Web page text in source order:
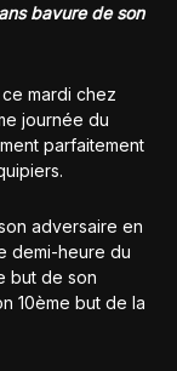
bavure de son
mardi chez
journée du
parfaitement
adversaire en
demi-heure du
but de son
10ème but de la